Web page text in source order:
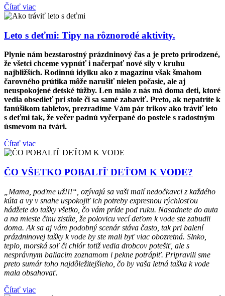
Čítať viac
Leto s deťmi: Tipy na rôznorodé aktivity.
Plynie nám bezstarostný prázdninový čas a je preto prirodzené,
že všetci chceme vypnúť i načerpať nové sily v kruhu
najbližších. Rodinnú idylku ako z magazínu však šmahom
čarovného prútika môže narušiť nielen počasie, ale aj
neuspokojené detské túžby. Len málo z nás má doma deti, ktoré
vedia obsedieť pri stole či sa samé zabaviť. Preto, ak nepatríte k
fanúšikom tabletov, prezradíme Vám pár trikov ako tráviť leto
s deťmi tak, že večer padnú vyčerpané do postele s radostným
úsmevom na tvári.
Čítať viac
ČO VŠETKO POBALIŤ DEŤOM K VODE?
„Mama, poďme už!!!“, ozývajú sa vaši malí nedočkavci z každého
kúta a vy v snahe uspokojiť ich potreby expresnou rýchlosťou
hádžete do tašky všetko, čo vám príde pod ruku. Nasadnete do auta
a na mieste činu zistíte, že polovicu vecí deťom k vode ste zabudli
doma. Ak sa aj vám podobný scenár stáva často, tak pri balení
prázdninovej tašky k vode by ste mali byť viac obozretná. Slnko,
teplo, morská soľ či chlór totiž vedia drobcov potešiť, ale s
nesprávnym baliacim zoznamom i pekne potrápiť. Pripravili sme
preto sumár toho najdôležitejšieho, čo by vaša letná taška k vode
mala obsahovať.
Čítať viac